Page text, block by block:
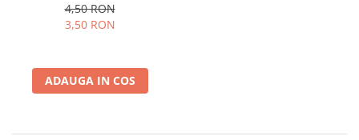
4,50 RON
3,50 RON
ADAUGA IN COS